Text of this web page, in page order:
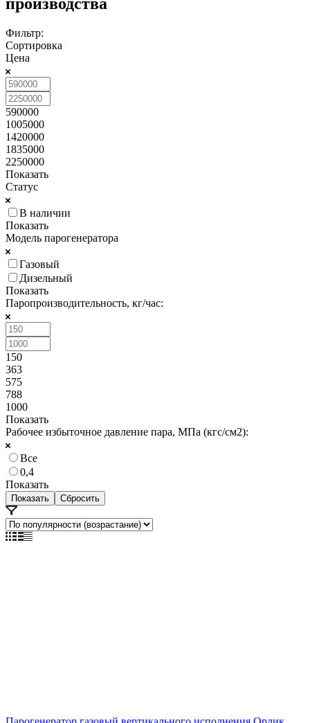
Фильтр:
Сортировка
Цена
590000
1005000
1420000
1835000
2250000
Показать
Статус
В наличии
Показать
Модель парогенератора
Газовый
Дизельный
Показать
Паропроизводительность, кг/час:
150
363
575
788
1000
Показать
Рабочее избыточное давление пара, МПа (кгс/см2):
Все
0,4
Показать
Сбросить